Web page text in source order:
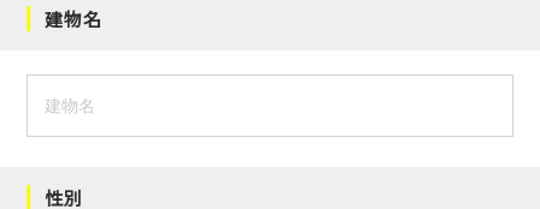
建物名
性別